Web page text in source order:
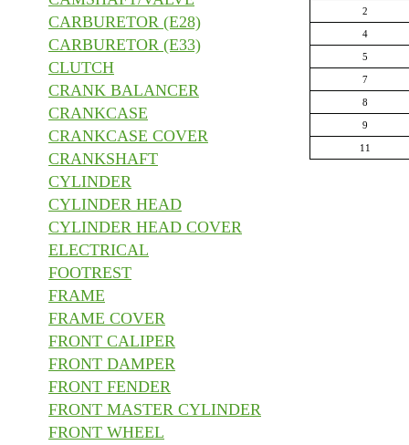
CARBURETOR (E28)
CARBURETOR (E33)
CLUTCH
CRANK BALANCER
CRANKCASE
CRANKCASE COVER
CRANKSHAFT
CYLINDER
CYLINDER HEAD
CYLINDER HEAD COVER
ELECTRICAL
FOOTREST
FRAME
FRAME COVER
FRONT CALIPER
FRONT DAMPER
FRONT FENDER
FRONT MASTER CYLINDER
FRONT WHEEL
2
4
5
7
8
9
11